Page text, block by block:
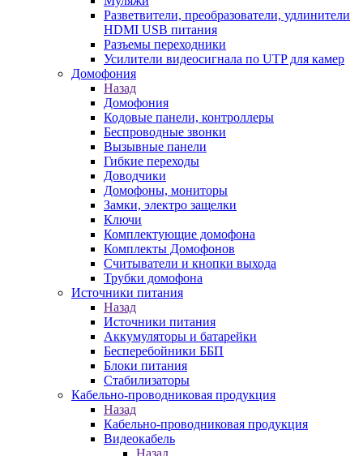
Разветвители, преобразователи, удлинители
HDMI USB питания
Разъемы переходники
Усилители видеосигнала по UTP для камер
Домофония
Назад
Домофония
Кодовые панели, контроллеры
Беспроводные звонки
Вызывные панели
Гибкие переходы
Доводчики
Домофоны, мониторы
Замки, электро защелки
Ключи
Комплектующие домофона
Комплекты Домофонов
Считыватели и кнопки выхода
Трубки домофона
Источники питания
Назад
Источники питания
Аккумуляторы и батарейки
Бесперебойники ББП
Блоки питания
Стабилизаторы
Кабельно-проводниковая продукция
Назад
Кабельно-проводниковая продукция
Видеокабель
Назад